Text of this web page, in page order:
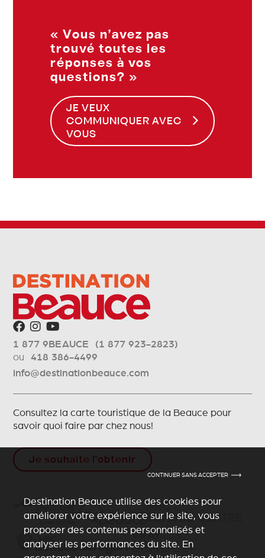
CONTINUER SANS ACCEPTER
Destination Beauce utilise des cookies pour
améliorer votre expérience sur le site, vous
proposer des contenus personnalisés et
analyser les performances du site. En
« Vous n’avez pas
trouvé toutes les
réponses à vos
questions? »
JE VEUX
COMMUNIQUER AVEC
VOUS
1 877 9BEAUCE (1 877 923-2823)
ou418 386-4499
info@destinationbeauce.com
Consultez la carte touristique de la Beauce pour
savoir quoi faire par chez nous!
Je souhaite l'obtenir